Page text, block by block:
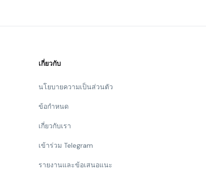
เกี่ยวกับ
นโยบายความเป็นส่วนตัว
ข้อกำหนด
เกี่ยวกับเรา
เข้าร่วม Telegram
รายงานและข้อเสนอแนะ